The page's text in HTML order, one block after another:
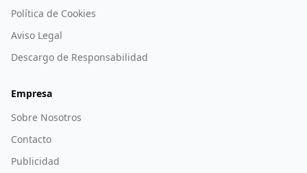
Política de Cookies
Aviso Legal
Descargo de Responsabilidad
Empresa
Sobre Nosotros
Contacto
Publicidad